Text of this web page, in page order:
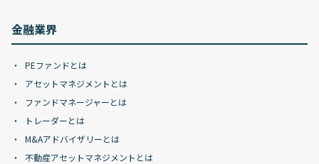
金融業界
PEファンドとは
アセットマネジメントとは
ファンドマネージャーとは
トレーダーとは
M&Aアドバイザリーとは
不動産アセットマネジメントとは